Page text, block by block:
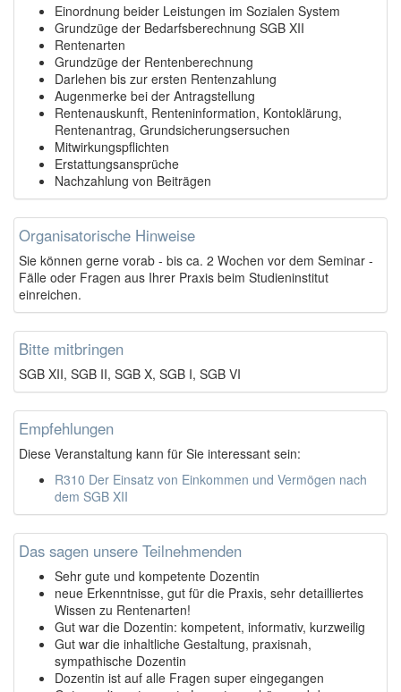
Einordnung beider Leistungen im Sozialen System
Grundzüge der Bedarfsberechnung SGB XII
Rentenarten
Grundzüge der Rentenberechnung
Darlehen bis zur ersten Rentenzahlung
Augenmerke bei der Antragstellung
Rentenauskunft, Renteninformation, Kontoklärung,
Rentenantrag, Grundsicherungsersuchen
Mitwirkungspflichten
Erstattungsansprüche
Nachzahlung von Beiträgen
Organisatorische Hinweise
Sie können gerne vorab - bis ca. 2 Wochen vor dem Seminar -
Fälle oder Fragen aus Ihrer Praxis beim Studieninstitut
einreichen.
Bitte mitbringen
SGB XII, SGB II, SGB X, SGB I, SGB VI
Empfehlungen
Diese Veranstaltung kann für Sie interessant sein:
R310 Der Einsatz von Einkommen und Vermögen nach
dem SGB XII
Das sagen unsere Teilnehmenden
Sehr gute und kompetente Dozentin
neue Erkenntnisse, gut für die Praxis, sehr detailliertes
Wissen zu Rentenarten!
Gut war die Dozentin: kompetent, informativ, kurzweilig
Gut war die inhaltliche Gestaltung, praxisnah,
sympathische Dozentin
Dozentin ist auf alle Fragen super eingegangen